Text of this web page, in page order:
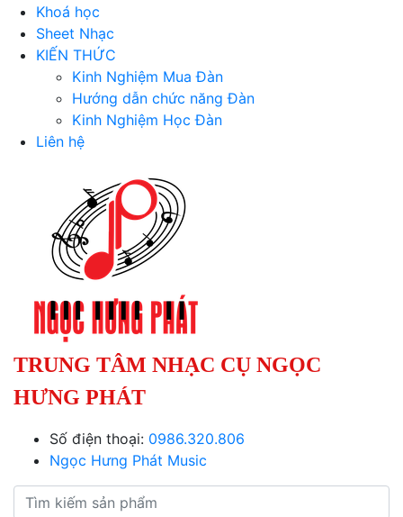
Khoá học
Sheet Nhạc
KIẾN THỨC
Kinh Nghiệm Mua Đàn
Hướng dẫn chức năng Đàn
Kinh Nghiệm Học Đàn
Liên hệ
TRUNG TÂM NHẠC CỤ NGỌC
HƯNG PHÁT
Số điện thoại: 0986.320.806
Ngọc Hưng Phát Music